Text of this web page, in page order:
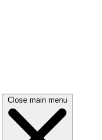
Close main menu